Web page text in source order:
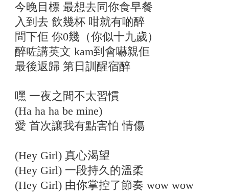
今晚目標 最想去同你食早餐
入到去 飲幾杯 咁就有啲醉
問下佢 你0幾（你似十九歲）
醉咗講英文 kam到會嚇親佢
最後返歸 第日訓醒宿醉
嘿 一夜之間不太習慣
(Ha ha ha be mine)
愛 首次讓我有點害怕 情傷
(Hey Girl) 真心渴望
(Hey Girl) 一段持久的溫柔
(Hey Girl) 由你掌控了節奏 wow wow